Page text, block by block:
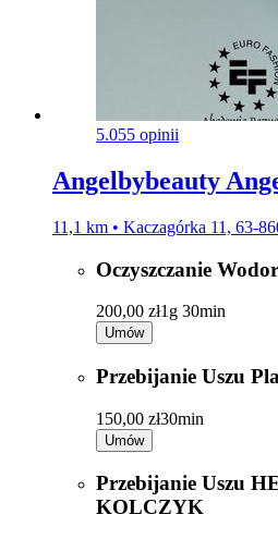
5.055 opinii
Angelbybeauty
11,1 km • Kaczagórka 11, 63-
Oczyszczanie
200,00 zł1g 30min
Umów
Przebijanie Uszu
150,00 zł30min
Umów
Przebijanie Uszu
KOLCZYK